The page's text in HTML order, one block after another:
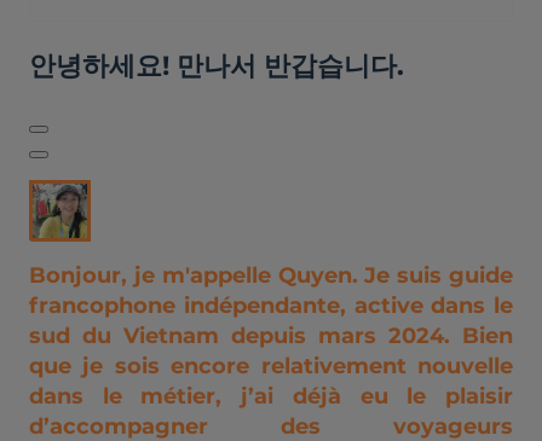
안녕하세요! 만나서 반갑습니다.
Bonjour, je m'appelle Quyen. Je suis guide
francophone indépendante, active dans le
sud du Vietnam depuis mars 2024. Bien
que je sois encore relativement nouvelle
dans le métier, j’ai déjà eu le plaisir
d’accompagner des voyageurs